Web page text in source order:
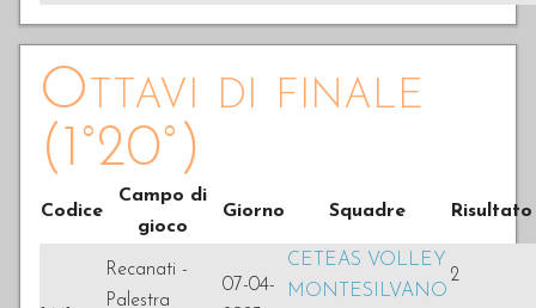
Ottavi di finale
(1°20°)
Codice
Campo di
gioco
Giorno Squadre Risultato
Recanati -
Palestra
07-04-
CETEAS VOLLEY
MONTESILVANO
2